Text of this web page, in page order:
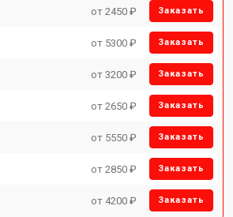
от 2450 ₽ Заказать
от 5300 ₽ Заказать
от 3200 ₽ Заказать
от 2650 ₽ Заказать
от 5550 ₽ Заказать
от 2850 ₽ Заказать
от 4200 ₽ Заказать